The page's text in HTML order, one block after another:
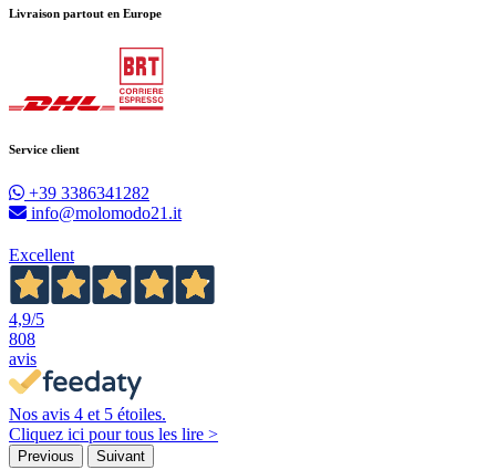
Livraison partout en Europe
Service client
+39 3386341282
info@molomodo21.it
Excellent
4,9/5
808
avis
Nos avis 4 et 5 étoiles.
Cliquez ici pour tous les lire >
Previous Suivant